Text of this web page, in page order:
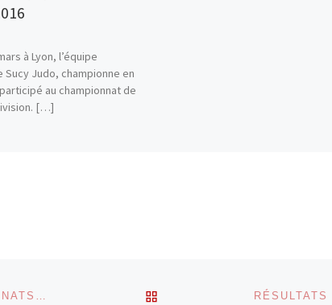
à Lyon, l’équipe
Sucy Judo, championne en
au championnat de
[…]
RETOUR À LA LISTE